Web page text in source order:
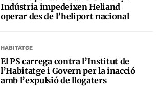
Indústria impedeixen Heliand
operar des de l’heliport nacional
HABITATGE
El PS carrega contra l’Institut de
l’Habitatge i Govern per la inacció
amb l’expulsió de llogaters